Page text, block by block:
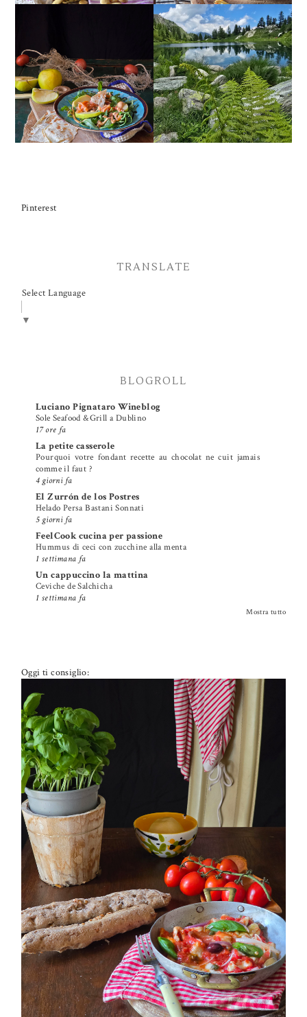
INSALATA DI SALMONE
AFFUMICATO, MELE,
NOCI, RUCOLA
VALLE MAIRA
Pinterest
TRANSLATE
Select Language
▼
BLOGROLL
Luciano Pignataro Wineblog
Sole Seafood &Grill a Dublino
17 ore fa
La petite casserole
Pourquoi votre fondant recette au chocolat ne cuit jamais
comme il faut ?
4 giorni fa
El Zurrón de los Postres
Helado Persa Bastani Sonnati
5 giorni fa
FeelCook cucina per passione
Hummus di ceci con zucchine alla menta
1 settimana fa
Un cappuccino la mattina
Ceviche de Salchicha
1 settimana fa
Mostra tutto
Oggi ti consiglio:
PETTI DI POLLO ALLA PIZZAIOLA